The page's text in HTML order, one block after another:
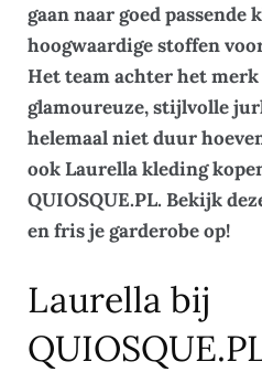
gaan naar goed passende
hoogwaardige stoffen
Het team achter het
glamoureuze, stijlvolle
helemaal niet duur
ook Laurella kleding
QUIOSQUE.PL. Bekijk
en fris je garderobe op!
Laurella bij